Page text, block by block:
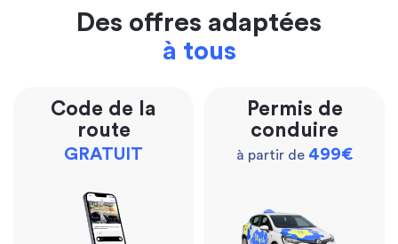
Des offres adaptées
à tous
Code de la
route
GRATUIT
Permis de
conduire
à partir de 499€